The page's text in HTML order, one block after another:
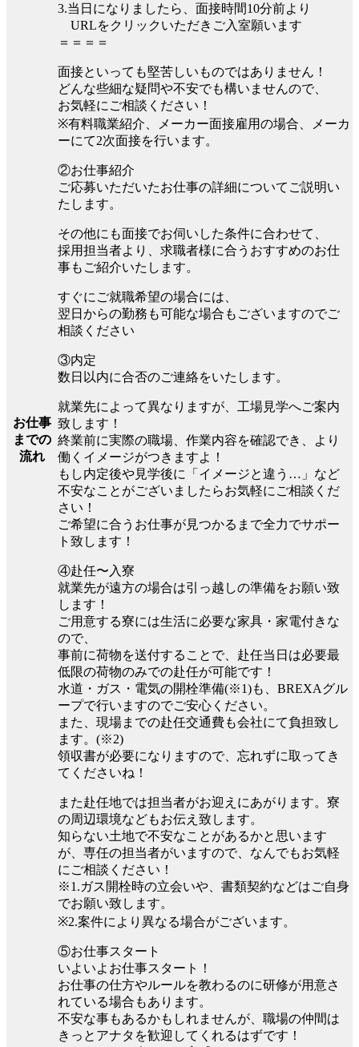
お仕事
までの
流れ
3.当日になりましたら、面接時間10分前より
URLをクリックいただきご入室願います
＝＝＝＝
面接といっても堅苦しいものではありません！
どんな些細な疑問や不安でも構いませんので、
お気軽にご相談ください！
※有料職業紹介、メーカー面接雇用の場合、メーカ
ーにて2次面接を行います。
②お仕事紹介
ご応募いただいたお仕事の詳細についてご説明い
たします。
その他にも面接でお伺いした条件に合わせて、
採用担当者より、求職者様に合うおすすめのお仕
事もご紹介いたします。
すぐにご就職希望の場合には、
翌日からの勤務も可能な場合もございますのでご
相談ください
③内定
数日以内に合否のご連絡をいたします。
就業先によって異なりますが、工場見学へご案内
致します！
終業前に実際の職場、作業内容を確認でき、より
働くイメージがつきますよ！
もし内定後や見学後に「イメージと違う…」など
不安なことがございましたらお気軽にご相談くだ
さい！
ご希望に合うお仕事が見つかるまで全力でサポー
ト致します！
④赴任〜入寮
就業先が遠方の場合は引っ越しの準備をお願い致
します！
ご用意する寮には生活に必要な家具・家電付きな
ので、
事前に荷物を送付することで、赴任当日は必要最
低限の荷物のみでの赴任が可能です！
水道・ガス・電気の開栓準備(※1)も、BREXAグル
ープで行いますのでご安心ください。
また、現場までの赴任交通費も会社にて負担致し
ます。(※2)
領収書が必要になりますので、忘れずに取ってき
てくださいね！
また赴任地では担当者がお迎えにあがります。寮
の周辺環境などもお伝え致します。
知らない土地で不安なことがあるかと思います
が、専任の担当者がいますので、なんでもお気軽
にご相談ください！
※1.ガス開栓時の立会いや、書類契約などはご自身
でお願い致します。
※2.案件により異なる場合がございます。
⑤お仕事スタート
いよいよお仕事スタート！
お仕事の仕方やルールを教わるのに研修が用意さ
れている場合もあります。
不安な事もあるかもしれませんが、職場の仲間は
きっとアナタを歓迎してくれるはずです！